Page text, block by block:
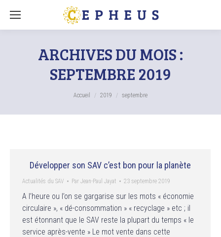
ARCHIVES DU MOIS :
SEPTEMBRE 2019
Accueil 2019 septembre
Développer son SAV c’est bon pour la planète
Actualités du SAV Par Jean-Paul Jayat 23 septembre 2019
A l’heure ou l’on se gargarise sur les mots « économie
circulaire », « dé-consommation » « recyclage » etc ; il
est étonnant que le SAV reste la plupart du temps « le
service après-vente » Le mot vente dans cette